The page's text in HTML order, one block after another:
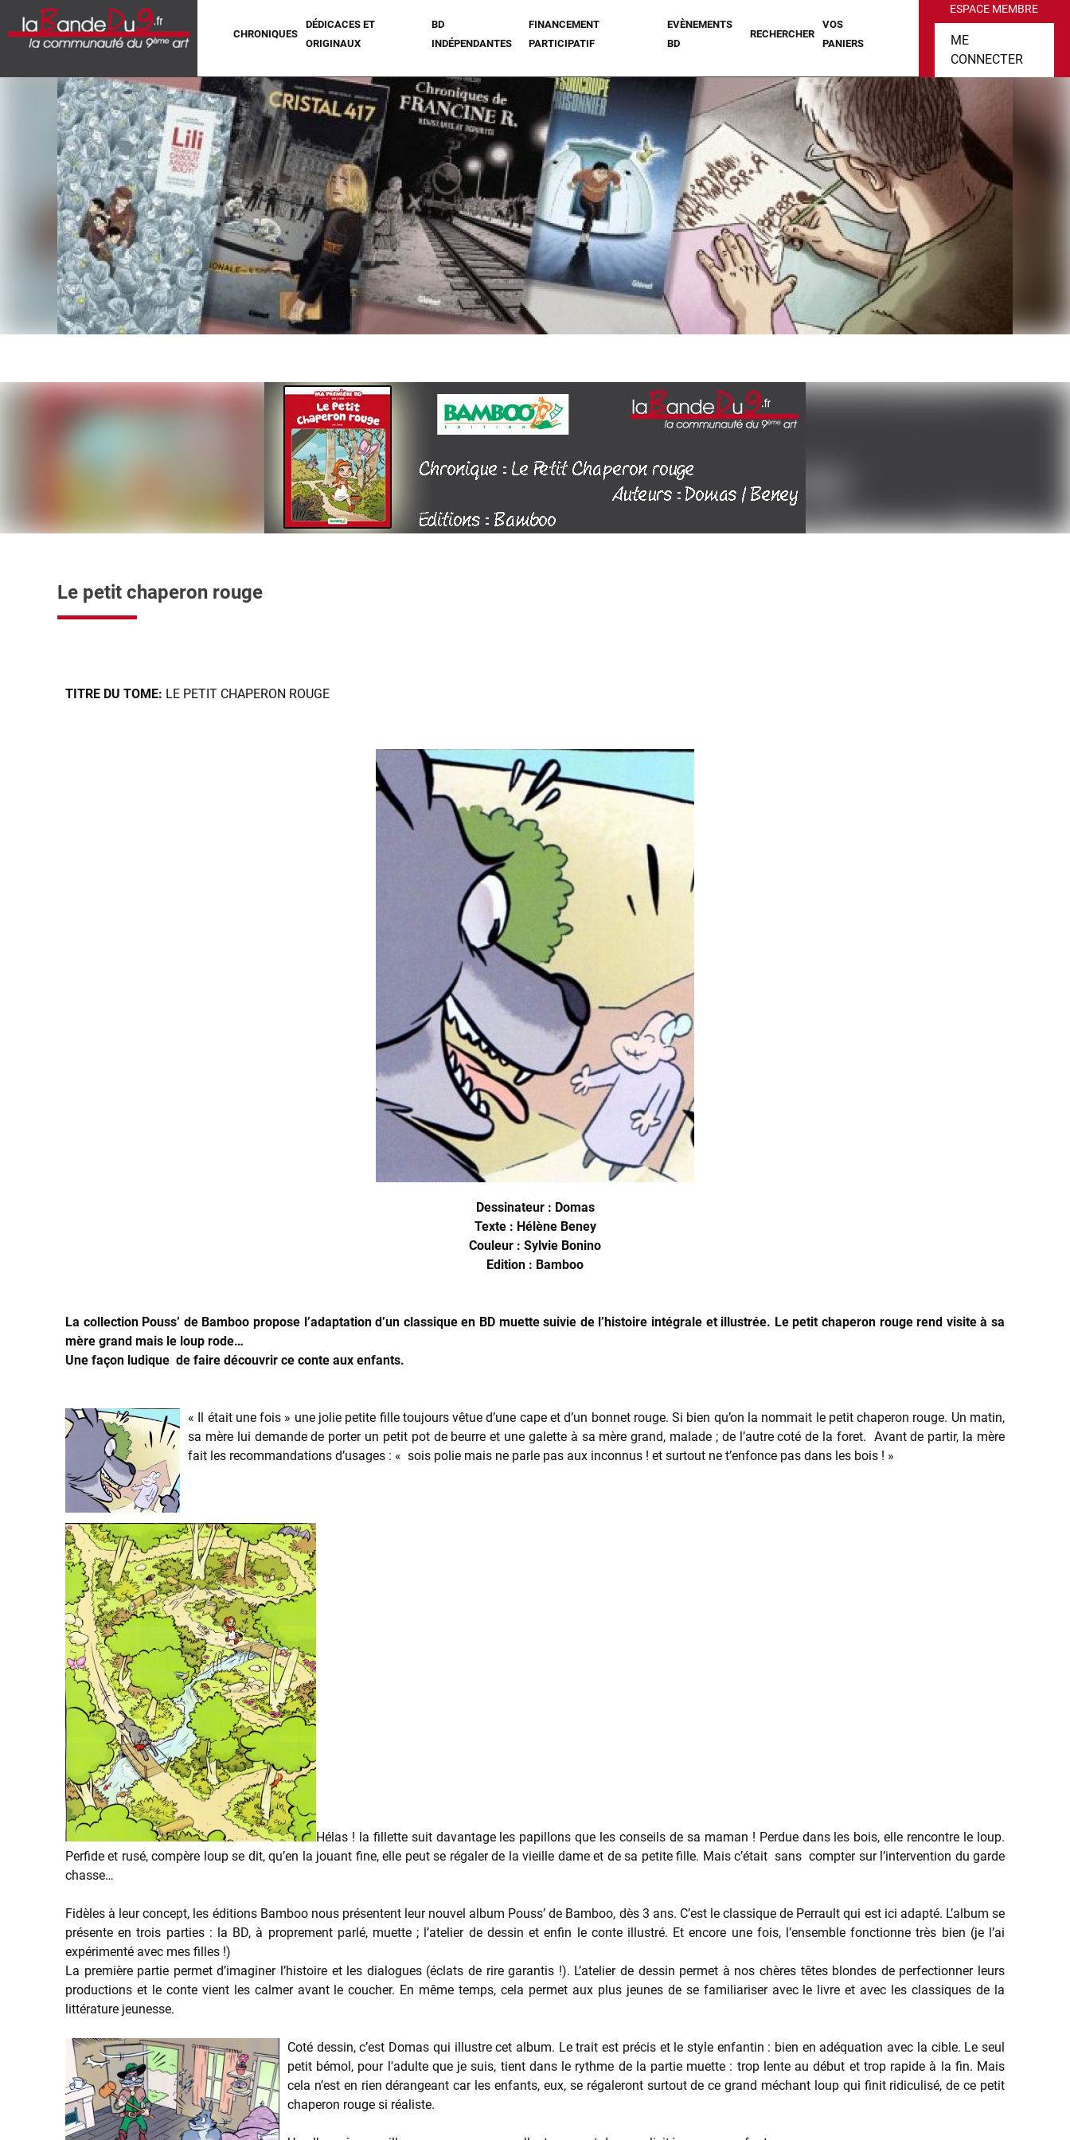
CHRONIQUES
DÉDICACES ET
ORIGINAUX
BD
INDÉPENDANTES
FINANCEMENT
PARTICIPATIF
EVÈNEMENTS
BD
RECHERCHER
VOS
PANIERS
ESPACE MEMBRE
ME
CONNECTER
Le petit chaperon rouge
TITRE DU TOME: LE PETIT CHAPERON ROUGE
Dessinateur : Domas
Texte : Hélène Beney
Couleur : Sylvie Bonino
Edition : Bamboo
La collection Pouss’ de Bamboo propose l’adaptation d’un classique en BD muette suivie de l’histoire intégrale et illustrée. Le petit chaperon rouge rend visite à sa
mère grand mais le loup rode…
Une façon ludique de faire découvrir ce conte aux enfants.
« Il était une fois » une jolie petite fille toujours vêtue d’une cape et d’un bonnet rouge. Si bien qu’on la nommait le petit chaperon rouge. Un matin,
sa mère lui demande de porter un petit pot de beurre et une galette à sa mère grand, malade ; de l’autre coté de la foret. Avant de partir, la mère
fait les recommandations d’usages : « sois polie mais ne parle pas aux inconnus ! et surtout ne t’enfonce pas dans les bois ! »
Hélas ! la fillette suit davantage les papillons que les conseils de sa maman ! Perdue dans les bois, elle rencontre le loup.
Perfide et rusé, compère loup se dit, qu’en la jouant fine, elle peut se régaler de la vieille dame et de sa petite fille. Mais c’était sans compter sur l’intervention du garde
chasse…
Fidèles à leur concept, les éditions Bamboo nous présentent leur nouvel album Pouss’ de Bamboo, dès 3 ans. C’est le classique de Perrault qui est ici adapté. L’album se
présente en trois parties : la BD, à proprement parlé, muette ; l’atelier de dessin et enfin le conte illustré. Et encore une fois, l’ensemble fonctionne très bien (je l’ai
expérimenté avec mes filles !)
La première partie permet d’imaginer l’histoire et les dialogues (éclats de rire garantis !). L’atelier de dessin permet à nos chères têtes blondes de perfectionner leurs
productions et le conte vient les calmer avant le coucher. En même temps, cela permet aux plus jeunes de se familiariser avec le livre et avec les classiques de la
littérature jeunesse.
Coté dessin, c’est Domas qui illustre cet album. Le trait est précis et le style enfantin : bien en adéquation avec la cible. Le seul
petit bémol, pour l'adulte que je suis, tient dans le rythme de la partie muette : trop lente au début et trop rapide à la fin. Mais
cela n’est en rien dérangeant car les enfants, eux, se régaleront surtout de ce grand méchant loup qui finit ridiculisé, de ce petit
chaperon rouge si réaliste.